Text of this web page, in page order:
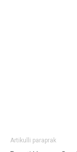
Artikulli paraprak